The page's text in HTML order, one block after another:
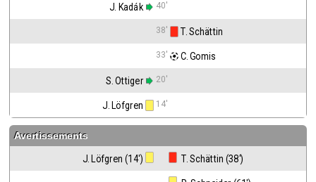
J. Kadák 40'
38' T. Schättin
33' C. Gomis
S. Ottiger 20'
J. Löfgren 14'
Avertissements
J. Löfgren (14') T. Schättin (38')